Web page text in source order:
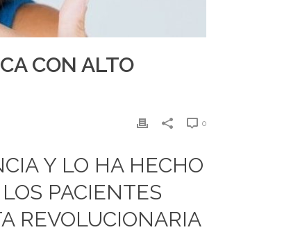
CON ALTO
0
Y LO HA HECHO
PACIENTES
REVOLUCIONARIA